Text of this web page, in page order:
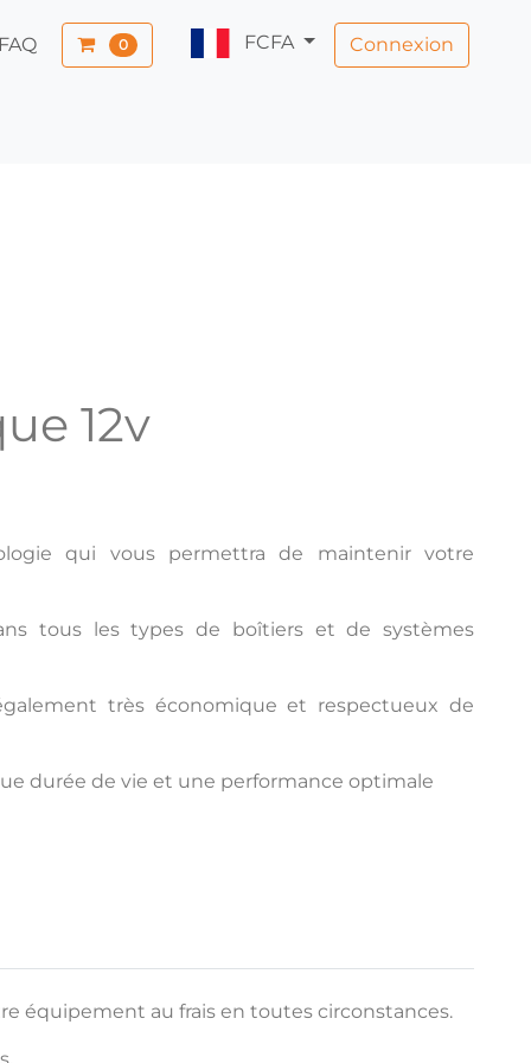
FAQ 0 FCFA Connexion
12v
qui vous permettra de maintenir votre
tous les types de boîtiers et de systèmes
très économique et respectueux de
durée de vie et une performance optimale
équipement au frais en toutes circonstances.